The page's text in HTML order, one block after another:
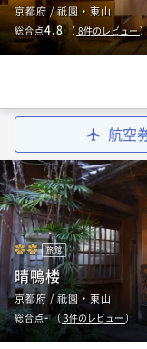
京都府 / 祇園・東山
総合点4.8（ 8件のレビュー
航空
旅館
晴鴨楼
京都府 / 祇園・東山
総合点-（ 3件のレビュー ）